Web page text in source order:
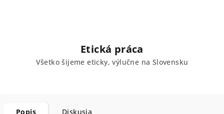
Etická práca
Všetko šijeme eticky, výlučne na Slovensku
Popis Diskusia